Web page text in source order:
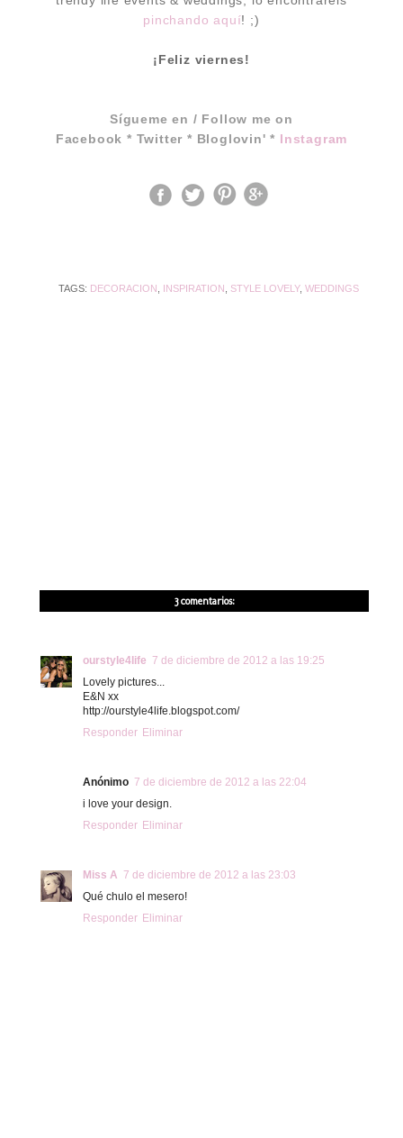
pinchando aquí! ;)
¡Feliz viernes!
Sígueme en / Follow me on
Facebook * Twitter * Bloglovin'* Instagram
TAGS: DECORACION INSPIRATION STYLE LOVELY, WEDDINGS
3 comentarios:
ourstyle4life 7 de diciembre de 2012 a las 19:25
Lovely pictures...
E&N xx
http://ourstyle4life.blogspot.com/
Responder Eliminar
Anónimo 7 de diciembre de 2012 a las 22:04
i love your design.
Responder Eliminar
Miss A 7 de diciembre de 2012 a las 23:03
Qué chulo el mesero!
Responder Eliminar